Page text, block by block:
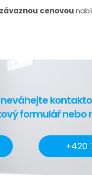
cenovou
formulář nebo
+420